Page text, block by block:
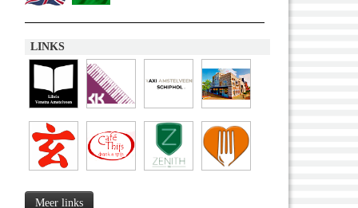
LINKS
Meer links